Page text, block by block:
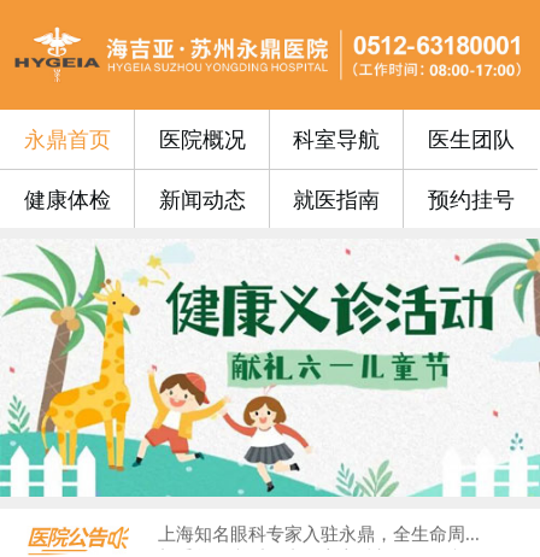
永鼎首页 医院概况 科室导航 医生团队
健康体检 新闻动态 就医指南 预约挂号
永鼎门诊丨苏州永鼎医院3月17日—3...
便民公告 | 苏州永鼎医院“云影像”...
便民公告｜我院便民门诊挂号费0元！...
便民公告丨苏州永鼎医院早7点开设早门...
便民公告丨65周岁以上的老年朋友在苏...
门诊安排丨苏州永鼎医院国庆、中秋假期...
永鼎疫苗丨带状疱疹惠民接种活动火热预...
沪上专家护“视”界，中西合璧助成长—...
​上海知名眼科专家入驻永鼎，全生命周...